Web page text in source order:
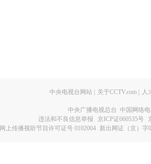
中央电视台网站 关于CCTV.com 人
中央广播电视总台 中国网络
违法和不良信息举报
京ICP证060535号
网上传播视听节目许可证号 0102004 新出网证（京）